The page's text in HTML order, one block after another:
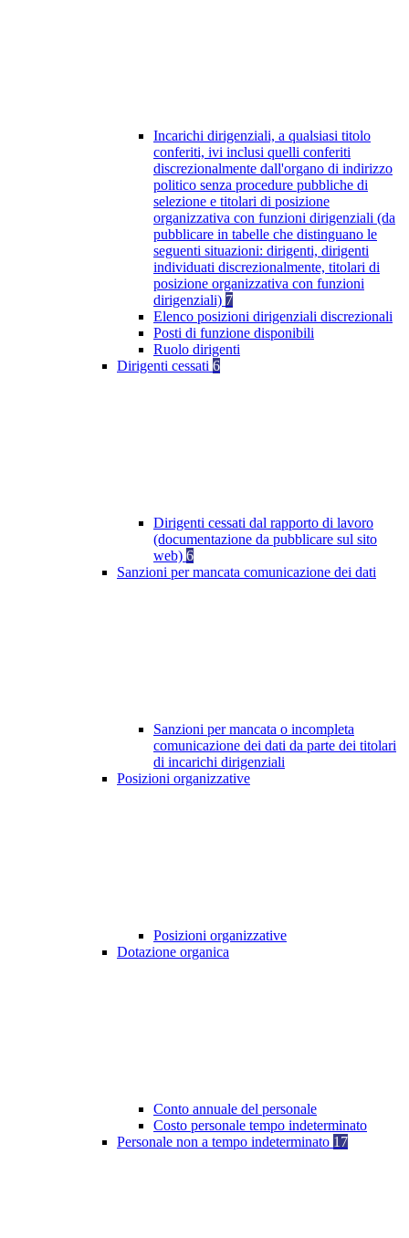
Incarichi dirigenziali, a qualsiasi titolo
conferiti, ivi inclusi quelli conferiti
discrezionalmente dall'organo di indirizzo
politico senza procedure pubbliche di
selezione e titolari di posizione
organizzativa con funzioni dirigenziali (da
pubblicare in tabelle che distinguano le
seguenti situazioni: dirigenti, dirigenti
individuati discrezionalmente, titolari di
posizione organizzativa con funzioni
dirigenziali) 7
Elenco posizioni dirigenziali discrezionali
Posti di funzione disponibili
Ruolo dirigenti
Dirigenti cessati 6
Dirigenti cessati dal rapporto di lavoro
(documentazione da pubblicare sul sito
web) 6
Sanzioni per mancata comunicazione dei dati
Sanzioni per mancata o incompleta
comunicazione dei dati da parte dei titolari
di incarichi dirigenziali
Posizioni organizzative
Posizioni organizzative
Dotazione organica
Conto annuale del personale
Costo personale tempo indeterminato
Personale non a tempo indeterminato 17